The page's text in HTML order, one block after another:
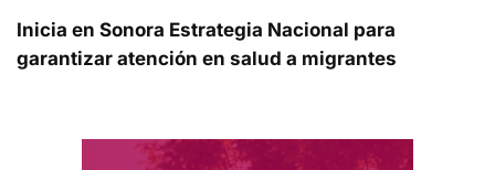
Inicia en Sonora Estrategia Nacional para
garantizar atención en salud a migrantes